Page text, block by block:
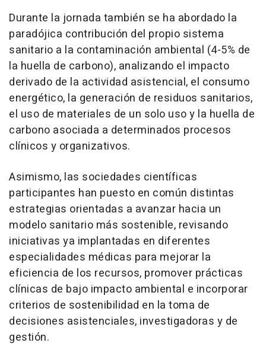
Durante la jornada también se ha abordado la
paradójica contribución del propio sistema
sanitario a la contaminación ambiental (4-5% de
la huella de carbono), analizando el impacto
derivado de la actividad asistencial, el consumo
energético, la generación de residuos sanitarios,
el uso de materiales de un solo uso y la huella de
carbono asociada a determinados procesos
clínicos y organizativos.
Asimismo, las sociedades científicas
participantes han puesto en común distintas
estrategias orientadas a avanzar hacia un
modelo sanitario más sostenible, revisando
iniciativas ya implantadas en diferentes
especialidades médicas para mejorar la
eficiencia de los recursos, promover prácticas
clínicas de bajo impacto ambiental e incorporar
criterios de sostenibilidad en la toma de
decisiones asistenciales, investigadoras y de
gestión.